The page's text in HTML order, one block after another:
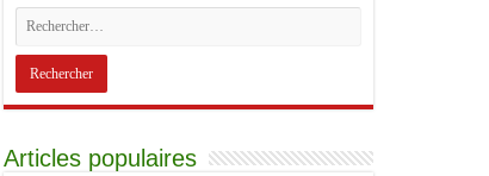
Articles populaires